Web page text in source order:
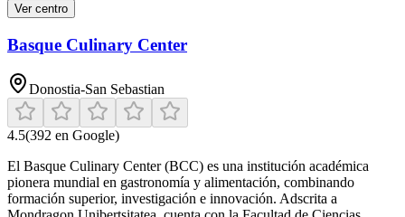
Ver centro
Basque Culinary Center
Donostia-San Sebastian
4.5(392 en Google)
El Basque Culinary Center (BCC) es una institución académica
pionera mundial en gastronomía y alimentación, combinando
formación superior, investigación e innovación. Adscrita a